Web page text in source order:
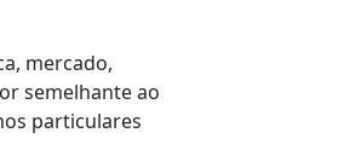
mercado,
semelhante ao
particulares